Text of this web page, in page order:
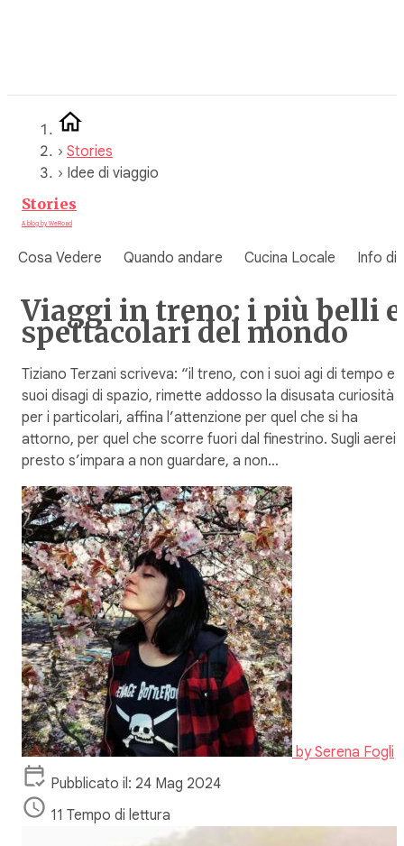
› Stories
› Idee di viaggio
Stories
A blog by WeRoad
Cosa Vedere Quando andare Cucina Locale Info di
Viaggi in treno: i più belli e
spettacolari del mondo
Tiziano Terzani scriveva: “il treno, con i suoi agi di tempo e i
suoi disagi di spazio, rimette addosso la disusata curiosità
per i particolari, affina l’attenzione per quel che si ha
attorno, per quel che scorre fuori dal finestrino. Sugli aerei
presto s’impara a non guardare, a non…
bySerena Fogli
Pubblicato il: 24 Mag 2024
11 Tempo di lettura